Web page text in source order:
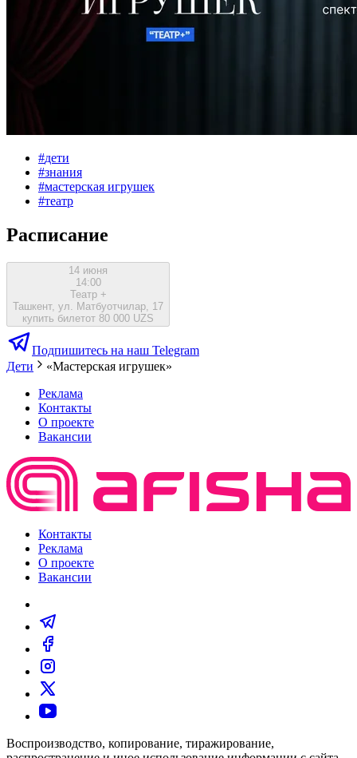
#дети
#знания
#мастерская игрушек
#театр
Расписание
14 июня
14:00
Театр +
Ташкент, ул. Матбуотчилар, 17
купить билетот 80 000 UZS
Подпишитесь на наш Telegram
Дети
«Мастерская игрушек»
Реклама
Контакты
О проекте
Вакансии
Контакты
Реклама
О проекте
Вакансии
Воспроизводство, копирование, тиражирование,